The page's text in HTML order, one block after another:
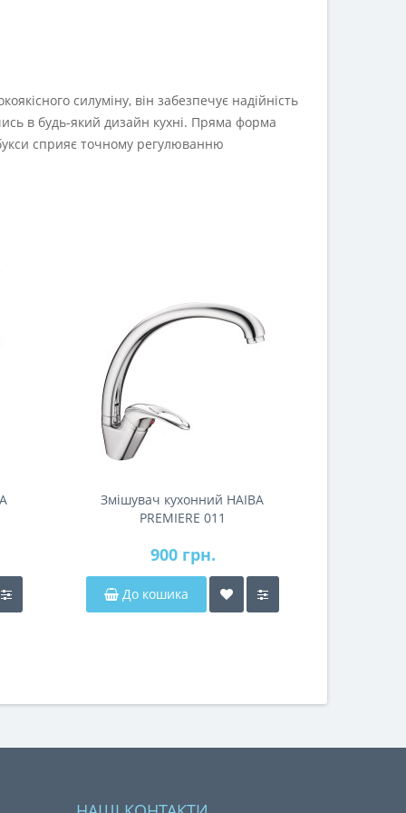
силуміну, він забезпечує надійність
в будь-який дизайн кухні. Пряма форма
сприяє точному регулюванню
Змішувач кухонний HAIBA
PREMIERE 011
900 грн.
До кошика